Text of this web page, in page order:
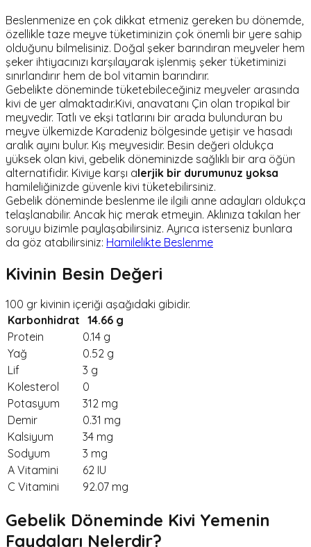
Beslenmenize en çok dikkat etmeniz gereken bu dönemde,
özellikle taze meyve tüketiminizin çok önemli bir yere sahip
olduğunu bilmelisiniz. Doğal şeker barındıran meyveler hem
şeker ihtiyacınızı karşılayarak işlenmiş şeker tüketiminizi
sınırlandırır hem de bol vitamin barındırır.
Gebelikte döneminde tüketebileceğiniz meyveler arasında
kivi de yer almaktadır.Kivi, anavatanı Çin olan tropikal bir
meyvedir. Tatlı ve ekşi tatlarını bir arada bulunduran bu
meyve ülkemizde Karadeniz bölgesinde yetişir ve hasadı
aralık ayını bulur. Kış meyvesidir. Besin değeri oldukça
yüksek olan kivi, gebelik döneminizde sağlıklı bir ara öğün
alternatifidir. Kiviye karşı alerjik bir durumunuz yoksa
hamileliğinizde güvenle kivi tüketebilirsiniz.
Gebelik döneminde beslenme ile ilgili anne adayları oldukça
telaşlanabilir. Ancak hiç merak etmeyin. Aklınıza takılan her
soruyu bizimle paylaşabilirsiniz. Ayrıca isterseniz bunlara
da göz atabilirsiniz: Hamilelikte Beslenme
Kivinin Besin Değeri
100 gr kivinin içeriği aşağıdaki gibidir.
Karbonhidrat 14.66 g
Protein
0.14 g
Yağ
0.52 g
Lif
3 g
Kolesterol
0
Potasyum
312 mg
Demir
0.31 mg
Kalsiyum
34 mg
Sodyum
3 mg
A Vitamini
62 IU
C Vitamini
92.07 mg
Gebelik Döneminde Kivi Yemenin
Faydaları Nelerdir?